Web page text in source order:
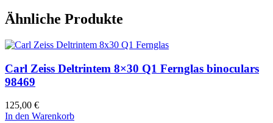
Ähnliche Produkte
Carl Zeiss Deltrintem 8×30 Q1 Fernglas binoculars
98469
125,00 €
In den Warenkorb